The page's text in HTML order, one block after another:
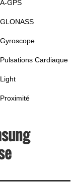
A-GPS
GLONASS
Gyroscope
Pulsations Cardiaque
Light
Proximité